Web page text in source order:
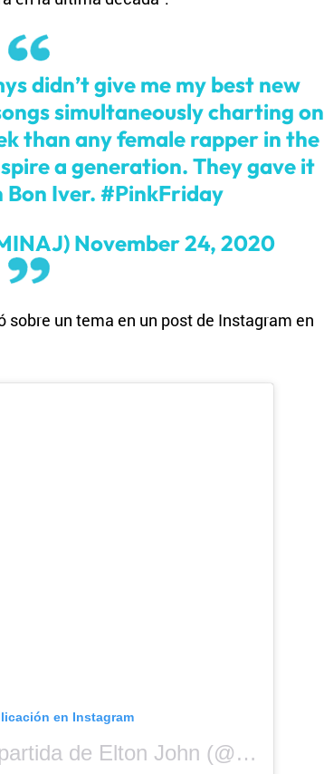
didn’t give me my best new
simultaneously charting on
than any female rapper in the
a generation. They gave it
Iver.#PinkFriday
November 24, 2020
un tema en un post de Instagram en
en Instagram
Una publicación compartida de Elton John (@eltonjohn)